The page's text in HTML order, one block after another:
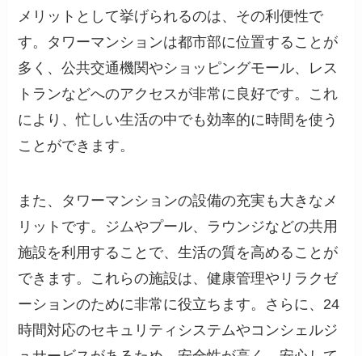
メリットとして挙げられるのは、その利便性で
す。タワーマンションは都市部に位置することが
多く、公共交通機関やショッピングモール、レス
トランなどへのアクセスが非常に良好です。これ
により、忙しい生活の中でも効率的に時間を使う
ことができます。
また、タワーマンションの設備の充実も大きなメ
リットです。ジムやプール、ラウンジなどの共用
施設を利用することで、生活の質を高めることが
できます。これらの施設は、健康管理やリラクゼ
ーションのために非常に役立ちます。さらに、24
時間対応のセキュリティシステムやコンシェルジ